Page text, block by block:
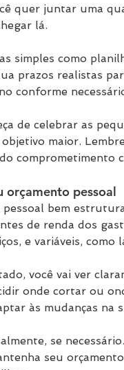
quer juntar uma
lá.
simples como
prazos realistas
conforme
de celebrar as
maior.
comprometimento
orçamento pessoal
pessoal bem
de renda dos
e variáveis, como
você vai ver
onde cortar ou
às mudanças na
se
seu